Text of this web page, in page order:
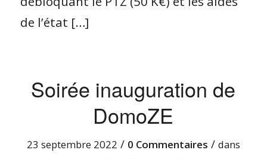
de l’état […]
Soirée inauguration de
DomoZE
23 septembre 2022 / 0 Commentaires / dans